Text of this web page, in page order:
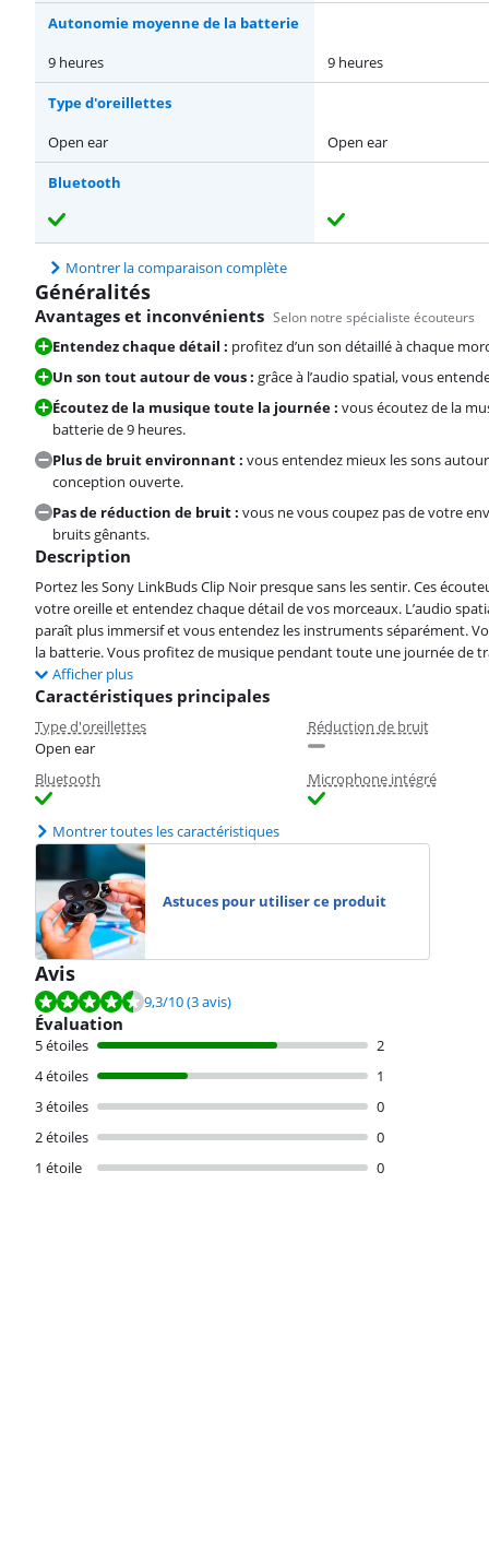
Autonomie moyenne de la batterie
9 heures
9 heures
Type d'oreillettes
Open ear
Open ear
Bluetooth
Montrer la comparaison complète
Généralités
Avantages et inconvénients Selon notre spécialiste écouteurs
Entendez chaque détail : profitez d’un son détaillé à chaque
Un son tout autour de vous : grâce à l’audio spatial, vous
Écoutez de la musique toute la journée : vous écoutez de la
batterie de 9 heures.
Plus de bruit environnant : vous entendez mieux les sons
conception ouverte.
Pas de réduction de bruit : vous ne vous coupez pas de votre
bruits gênants.
Description
Portez les Sony LinkBuds Clip Noir presque sans les sentir. Ces
votre oreille et entendez chaque détail de vos morceaux. L’audio
paraît plus immersif et vous entendez les instruments séparément.
la batterie. Vous profitez de musique pendant toute une journée de
Afficher plus
Caractéristiques principales
Type d'oreillettes
Open ear
Réduction de bruit
Bluetooth
Microphone intégré
Montrer toutes les caractéristiques
Astuces pour utiliser ce produit
Avis
La note est de 9,3 sur 10, basée sur 3 avis.
9,3/10(3 avis)
Évaluation
5 étoiles
2
4 étoiles
1
3 étoiles
0
2 étoiles
0
1 étoile
0